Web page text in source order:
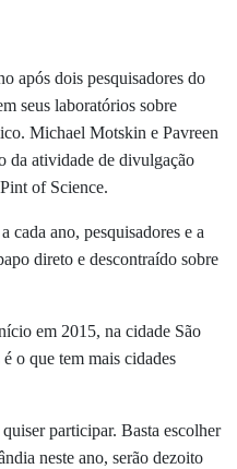
após dois pesquisadores do
seus laboratórios sobre
Michael Motskin e Pavreen
da atividade de divulgação
of Science.
cada ano, pesquisadores e a
direto e descontraído sobre
em 2015, na cidade São
o que tem mais cidades
participar. Basta escolher
neste ano, serão dezoito